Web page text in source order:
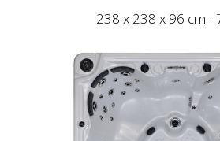
238 x 238 x 96 cm -